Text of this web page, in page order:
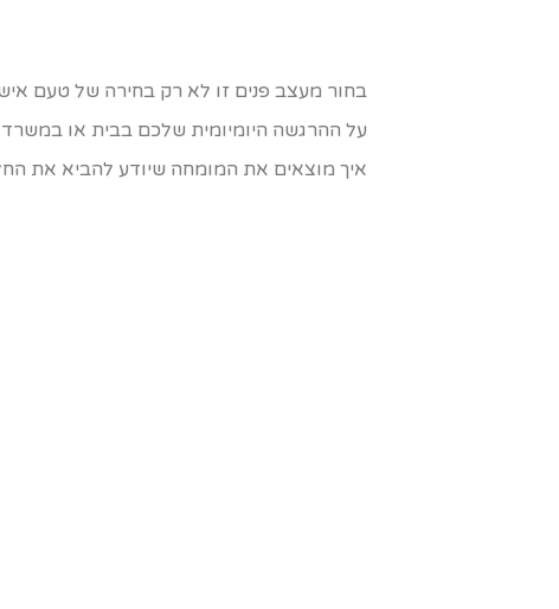
בחור מעצב פנים זו לא רק בחירה של טעם
על ההרגשה היומיומית שלכם בבית או
איך מוצאים את המומחה שיודע להביא את